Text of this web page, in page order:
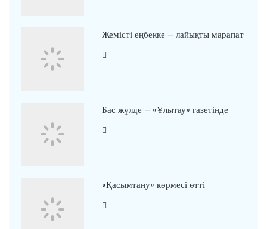
Жемісті еңбекке – лайықты марапат
Бас жүлде – «Ұлытау» газетінде
«Қасымтану» көрмесі өтті